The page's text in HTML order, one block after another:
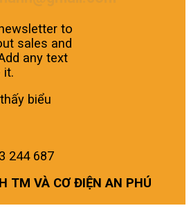
to
sales and
any text
it.
biểu
244 687
TM VÀ CƠ ĐIỆN AN PHÚ